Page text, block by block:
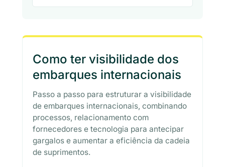
Como ter visibilidade dos
embarques internacionais
Passo a passo para estruturar a visibilidade
de embarques internacionais, combinando
processos, relacionamento com
fornecedores e tecnologia para antecipar
gargalos e aumentar a eficiência da cadeia
de suprimentos.